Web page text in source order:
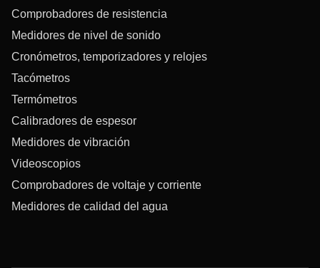
Comprobadores de resistencia
Medidores de nivel de sonido
Cronómetros, temporizadores y relojes
Tacómetros
Termómetros
Calibradores de espesor
Medidores de vibración
Videoscopios
Comprobadores de voltaje y corriente
Medidores de calidad del agua